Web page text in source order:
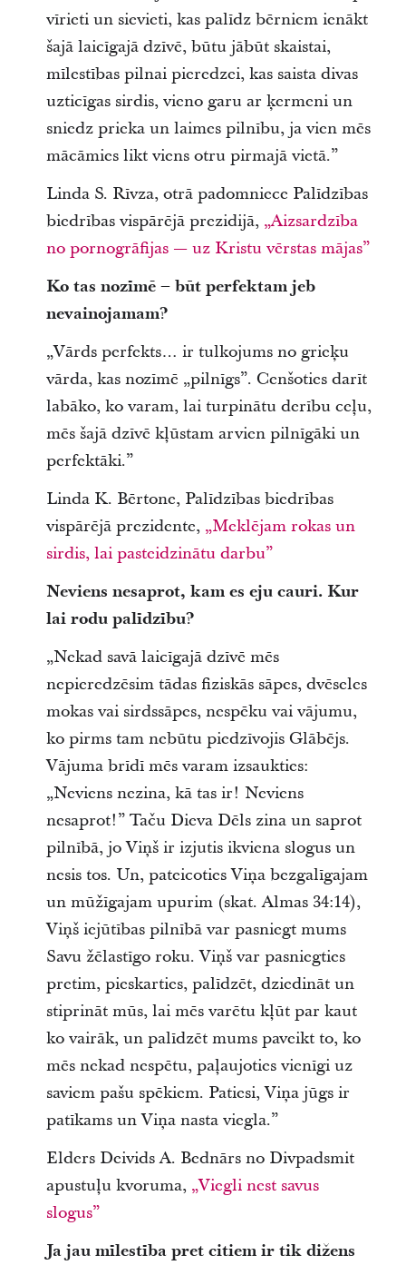
vīrieti un sievieti, kas palīdz bērniem ienākt
šajā laicīgajā dzīvē, būtu jābūt skaistai,
mīlestības pilnai pieredzei, kas saista divas
uzticīgas sirdis, vieno garu ar ķermeni un
sniedz prieka un laimes pilnību, ja vien mēs
mācāmies likt viens otru pirmajā vietā.”
Linda S. Rīvza, otrā padomniece Palīdzības
biedrības vispārējā prezidijā, „Aizsardzība
no pornogrāfijas — uz Kristu vērstas mājas”
Ko tas nozīmē – būt perfektam jeb
nevainojamam?
„Vārds perfekts… ir tulkojums no grieķu
vārda, kas nozīmē „pilnīgs”. Cenšoties darīt
labāko, ko varam, lai turpinātu derību ceļu,
mēs šajā dzīvē kļūstam arvien pilnīgāki un
perfektāki.”
Linda K. Bērtone, Palīdzības biedrības
vispārējā prezidente, „Meklējam rokas un
sirdis, lai pasteidzinātu darbu”
Neviens nesaprot, kam es eju cauri. Kur
lai rodu palīdzību?
„Nekad savā laicīgajā dzīvē mēs
nepieredzēsim tādas fiziskās sāpes, dvēseles
mokas vai sirdssāpes, nespēku vai vājumu,
ko pirms tam nebūtu piedzīvojis Glābējs.
Vājuma brīdī mēs varam izsaukties:
„Neviens nezina, kā tas ir! Neviens
nesaprot!” Taču Dieva Dēls zina un saprot
pilnībā, jo Viņš ir izjutis ikviena slogus un
nesis tos. Un, pateicoties Viņa bezgalīgajam
un mūžīgajam upurim (skat. Almas 34:14),
Viņš iejūtības pilnībā var pasniegt mums
Savu žēlastīgo roku. Viņš var pasniegties
pretim, pieskarties, palīdzēt, dziedināt un
stiprināt mūs, lai mēs varētu kļūt par kaut
ko vairāk, un palīdzēt mums paveikt to, ko
mēs nekad nespētu, paļaujoties vienīgi uz
saviem pašu spēkiem. Patiesi, Viņa jūgs ir
patīkams un Viņa nasta viegla.”
Elders Deivids A. Bednārs no Divpadsmit
apustuļu kvoruma, „Viegli nest savus
slogus”
Ja jau mīlestība pret citiem ir tik dižens